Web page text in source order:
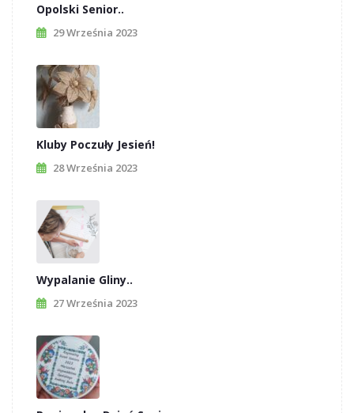
Opolski Senior..
29 Września 2023
Kluby Poczuły Jesień!
28 Września 2023
Wypalanie Gliny..
27 Września 2023